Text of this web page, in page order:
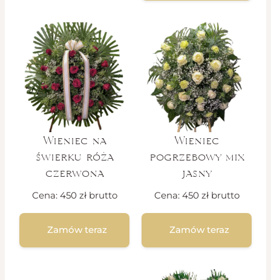
Wieniec na
świerku róża
czerwona
Cena: 450 zł brutto
Zamów teraz
Wieniec
pogrzebowy mix
jasny
Cena: 450 zł brutto
Zamów teraz